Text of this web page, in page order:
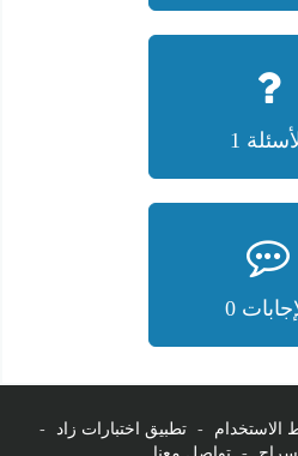
1
0
الاستخدام - تطبيق اختبارات زاد
-